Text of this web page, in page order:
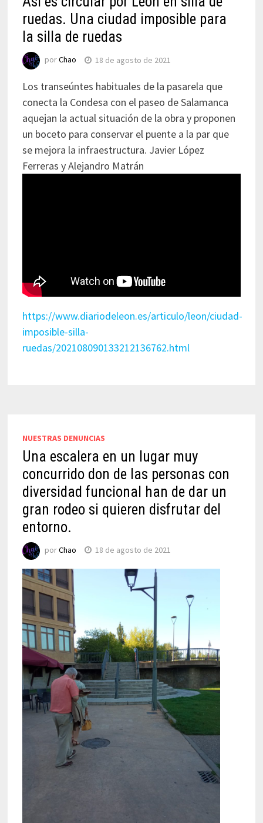
ruedas. Una ciudad imposible para
la silla de ruedas
porChao 18 de agosto de 2021
Los transeúntes habituales de la pasarela que
conecta la Condesa con el paseo de Salamanca
aquejan la actual situación de la obra y proponen
un boceto para conservar el puente a la par que
se mejora la infraestructura. Javier López
Ferreras y Alejandro Matrán
https://www.diariodeleon.es/articulo/leon/ciudad-
imposible-silla-
ruedas/202108090133212136762.html
NUESTRAS DENUNCIAS
Una escalera en un lugar muy
concurrido don de las personas con
diversidad funcional han de dar un
gran rodeo si quieren disfrutar del
entorno.
porChao 18 de agosto de 2021